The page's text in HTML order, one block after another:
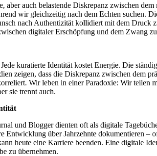
aber auch belastende Diskrepanz zwischen
wir gleichzeitig nach dem Echten suchen.
nach Authentizität kollidiert mit dem Druck
digitaler Erschöpfung und dem Zwang
kuratierte Identität kostet Energie. Die
zeigen, dass die Diskrepanz zwischen dem
Wir leben in einer Paradoxie: Wir teilen
sie trennt auch.
und Blogger dienten oft als digitale
Entwicklung über Jahrzehnte dokumentieren –
heute eine Karriere beenden. Eine digitale
zu übernehmen.